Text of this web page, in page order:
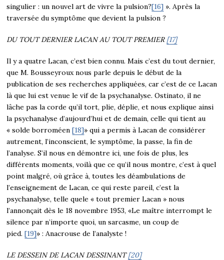
singulier : un nouvel art de vivre la pulsion?[16] ». Après la
traversée du symptôme que devient la pulsion ?
DU TOUT DERNIER LACAN AU TOUT PREMIER [17]
Il y a quatre Lacan, c’est bien connu. Mais c’est du tout dernier,
que M. Bousseyroux nous parle depuis le début de la
publication de ses recherches appliquées, car c’est de ce Lacan
là que lui est venue le vif de la psychanalyse. Ostinato, il ne
lâche pas la corde qu’il tort, plie, déplie, et nous explique ainsi
la psychanalyse d’aujourd’hui et de demain, celle qui tient au
« solde borroméen[18]» qui a permis à Lacan de considérer
autrement, l’inconscient, le symptôme, la passe, la fin de
l’analyse. S’il nous en démontre ici, une fois de plus, les
différents moments, voilà que ce qu’il nous montre, c’est à quel
point malgré, où grâce à, toutes les déambulations de
l’enseignement de Lacan, ce qui reste pareil, c’est la
psychanalyse, telle quele « tout premier Lacan » nous
l’annonçait dès le 18 novembre 1953, «Le maître interrompt le
silence par n’importe quoi, un sarcasme, un coup de
pied.[19]» : Anacrouse de l’analyste !
LE DESSEIN DE LACAN DESSINANT[20]